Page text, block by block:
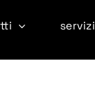
servizi